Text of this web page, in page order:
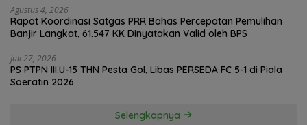
Agustus 4, 2026
Rapat Koordinasi Satgas PRR Bahas Percepatan Pemulihan
Banjir Langkat, 61.547 KK Dinyatakan Valid oleh BPS
Juli 27, 2026
PS PTPN III.U-15 THN Pesta Gol, Libas PERSEDA FC 5-1 di Piala
Soeratin 2026
Selengkapnya